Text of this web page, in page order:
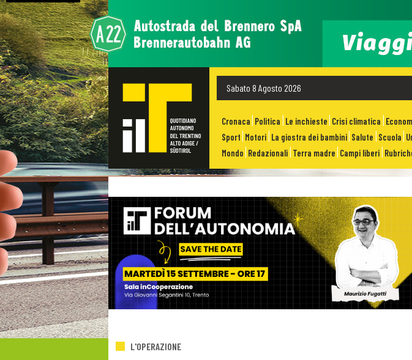
Sabato 8 Agosto 2026
Cronaca Politica Le inchieste Crisi climatica
Sport Motori La giostra dei bambini Salute Scuola
Mondo Redazionali Terra madre Campi liberi
L'OPERAZIONE